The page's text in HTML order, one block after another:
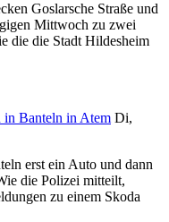
Goslarsche Straße und
Mittwoch zu zwei
die die Stadt Hildesheim
in Banteln in Atem Di,
erst ein Auto und dann
die Polizei mitteilt,
zu einem Skoda